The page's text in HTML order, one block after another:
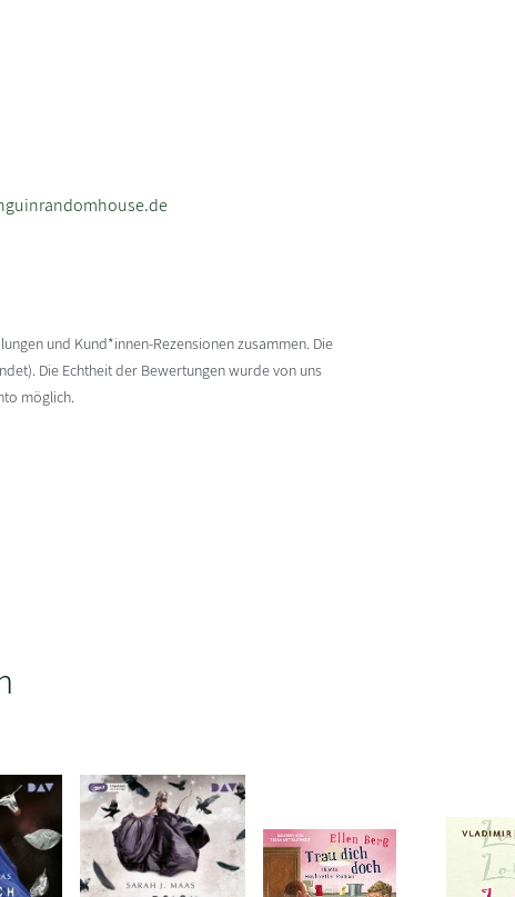
und Kund*innen-Rezensionen zusammen. Die
Die Echtheit der Bewertungen wurde von uns
möglich.